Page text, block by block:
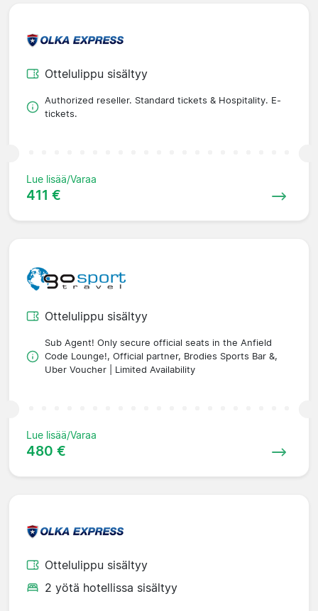
Ottelulippu sisältyy
Authorized reseller. Standard tickets & Hospitality. E-
tickets.
Lue lisää/Varaa
411 €
Ottelulippu sisältyy
Sub Agent! Only secure official seats in the Anfield
Code Lounge!, Official partner, Brodies Sports Bar &,
Uber Voucher | Limited Availability
Lue lisää/Varaa
480 €
Ottelulippu sisältyy
2 yötä hotellissa sisältyy